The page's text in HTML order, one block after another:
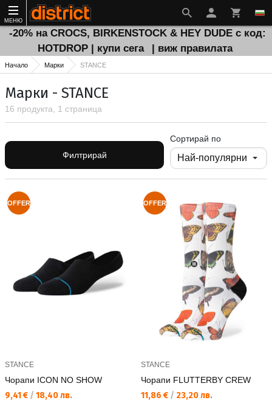
МЕНЮ
-20% на CROCS, BIRKENSTOCK & HEY DUDE с код:
HOTDROP | купи сега
| виж правилата
Начало Марки STANCE
Марки - STANCE
16 продукта, 1 страница
Филтрирай
Сортирай по
OFFER
STANCE
Чорапи ICON NO SHOW
Текуща цена:
9,41 € / 18,40 лв.
OFFER
STANCE
Чорапи FLUTTERBY CREW
Текуща цена:
11,86 € / 23,20 лв.